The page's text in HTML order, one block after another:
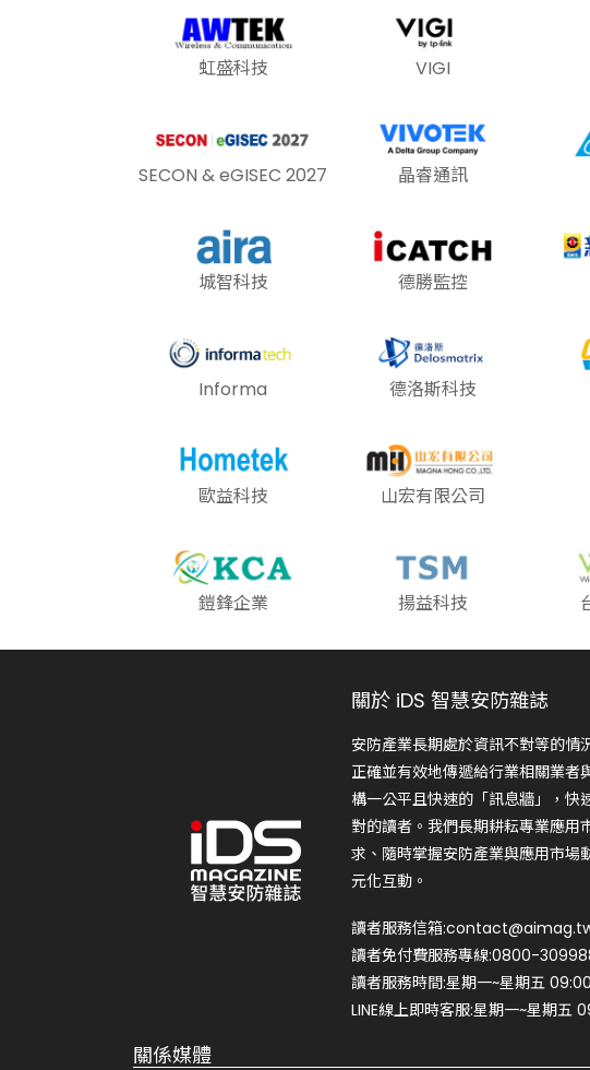
虹盛科技 VIGI
SECON & eGISEC 2027 晶睿通訊
城智科技 德勝監控
Informa 德洛斯科技
歐益科技 山宏有限公司
鎧鋒企業 揚益科技
關於 iDS 智慧安防雜誌
安防產業長期處於資訊不對等的情
正確並有效地傳遞給行業相關業者
構一公平且快速的「訊息牆」，快
對的讀者。我們長期耕耘專業應用
求、隨時掌握安防產業與應用市場
元化互動。
讀者服務信箱
讀者免付費服務專線:0800-
讀者服務時間:星期一~星期五
LINE線上即時客服:星期一~星期五
關係媒體